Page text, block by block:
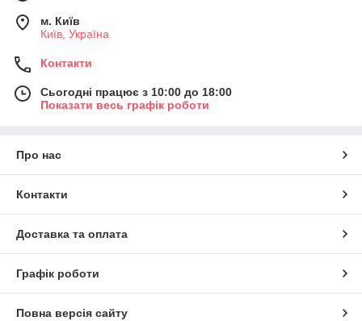
м. Київ
Київ, Україна
Контакти
Сьогодні працює з 10:00 до 18:00
Показати весь графік роботи
Про нас
Контакти
Доставка та оплата
Графік роботи
Повна версія сайту